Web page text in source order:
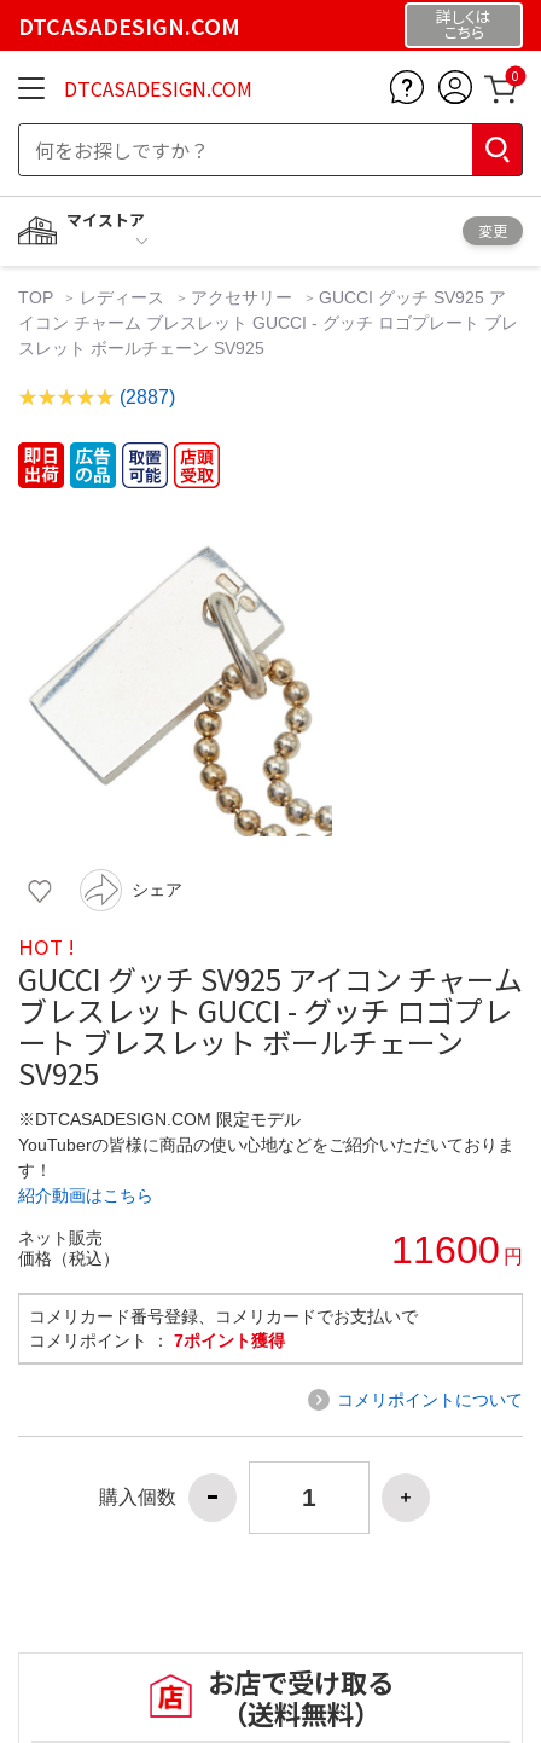
DTCASADESIGN.COM 詳しくは
こちら
DTCASADESIGN.COM 0
マイストア
変更
TOP レディース アクセサリー
GUCCI グッチ SV925 ア
イコン チャーム ブレスレット GUCCI - グッチ ロゴプレート ブレ
スレット ボールチェーン SV925
(2887)
シェア
HOT !
GUCCI グッチ SV925 アイコン チャーム
ブレスレット GUCCI - グッチ ロゴプレ
ート ブレスレット ボールチェーン
SV925
※DTCASADESIGN.COM 限定モデル
YouTuberの皆様に商品の使い心地などをご紹介いただいておりま
す！
紹介動画はこちら
ネット販売
価格（税込）
11600 円
コメリカード番号登録、コメリカードでお支払いで
コメリポイント ： 7ポイント獲得
コメリポイントについて
購入個数
お店で受け取る
（送料無料）